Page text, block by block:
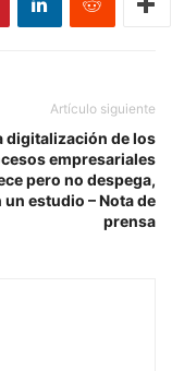
Artículo siguiente
digitalización de los
empresariales
pero no despega,
un estudio – Nota de
prensa